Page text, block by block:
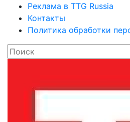
Реклама в TTG Russia
Контакты
Политика обработки